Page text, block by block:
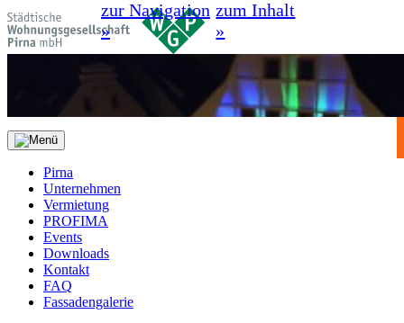
zur Navigation
»
zum Inhalt
»
Pirna
Unternehmen
Vermietung
PROFIMA
Events
Downloads
Kontakt
FAQ
Fassadengalerie